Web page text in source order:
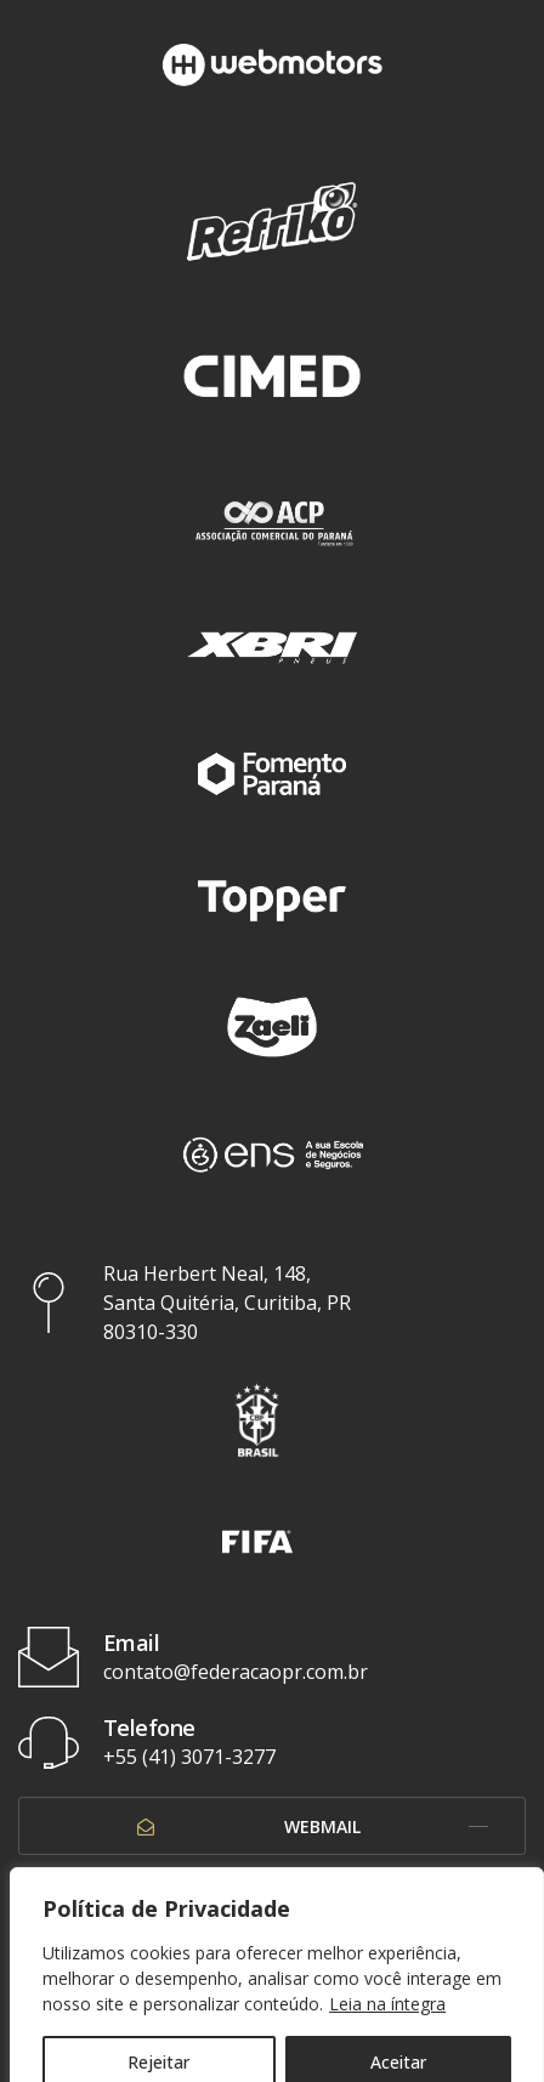
Política de Privacidade
Utilizamos cookies para oferecer melhor experiência,
melhorar o desempenho, analisar como você interage em
nosso site e personalizar conteúdo. Leia na íntegra
Rejeitar Aceitar
Rua Herbert Neal, 148,
Santa Quitéria, Curitiba, PR
80310-330
Email
contato@federacaopr.com.br
Telefone
+55 (41) 3071-3277
WEBMAIL
OUVIDORIA
© 1937 - 2026. Federação Paranaense de Futebol. Todos os direitos reservados. By